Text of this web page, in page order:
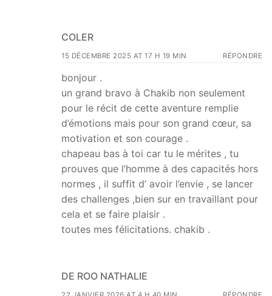
COLER
15 DÉCEMBRE 2025 AT 17 H 19 MIN RÉPONDRE
bonjour .
un grand bravo à Chakib non seulement
pour le récit de cette aventure remplie
d’émotions mais pour son grand cœur, sa
motivation et son courage .
chapeau bas à toi car tu le mérites , tu
prouves que l’homme à des capacités hors
normes , il suffit d’ avoir l’envie , se lancer
des challenges ,bien sur en travaillant pour
cela et se faire plaisir .
toutes mes félicitations. chakib .
DE ROO NATHALIE